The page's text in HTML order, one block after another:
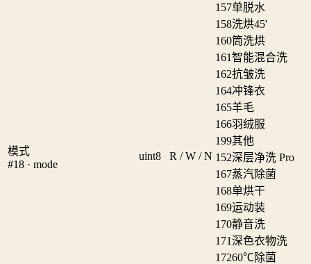
模式
#18 · mode
uint8 R / W / N
157单脱水
158洗烘45'
160筒洗烘
161智能混合洗
162抗皱洗
164冲锋衣
165羊毛
166羽绒服
199其他
152深层净洗 Pro
167蒸汽除菌
168单烘干
169运动装
170静音洗
171深色衣物洗
17260℃除菌